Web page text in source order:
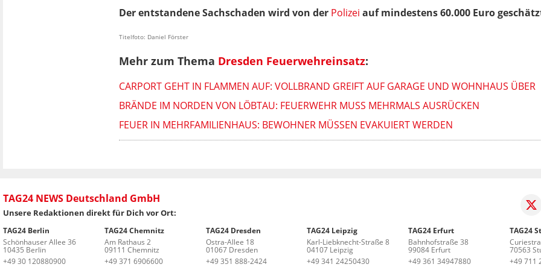
Der entstandene Sachschaden wird von der Polizei auf mindestens 60.000 Euro
Titelfoto: Daniel Förster
Mehr zum Thema Dresden Feuerwehreinsatz:
CARPORT GEHT IN FLAMMEN AUF: VOLLBRAND GREIFT AUF GARAGE UND WOHNHAUS ÜBER
BRÄNDE IM NORDEN VON LÖBTAU: FEUERWEHR MUSS MEHRMALS AUSRÜCKEN
FEUER IN MEHRFAMILIENHAUS: BEWOHNER MÜSSEN EVAKUIERT WERDEN
TAG24 NEWS Deutschland GmbH
Unsere Redaktionen direkt für Dich vor Ort:
TAG24 Berlin
Schönhauser Allee 36
10435 Berlin
+49 30 120880900
TAG24 Chemnitz
Am Rathaus 2
09111 Chemnitz
+49 371 6906600
TAG24 Dresden
Ostra-Allee 18
01067 Dresden
+49 351 888-2424
TAG24 Leipzig
Karl-Liebknecht-Straße 8
04107 Leipzig
+49 341 24250430
TAG24 Erfurt
Bahnhofstraße 38
99084 Erfurt
+49 361 34947880
TAG24
70563
+49 711